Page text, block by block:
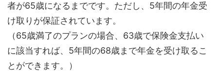
者が65歳になるまでです。ただし、5年間の年金受
け取りが保証されています。
（65歳満了のプランの場合、63歳で保険金支払い
に該当すれば、5年間の68歳まで年金を受け取るこ
とができます。）